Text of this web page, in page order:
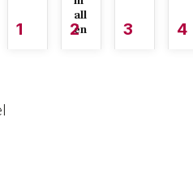
1
all
én
2 3 4